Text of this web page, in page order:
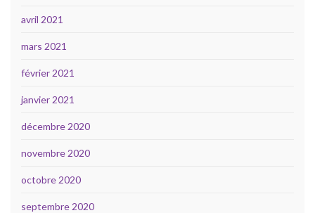
avril 2021
mars 2021
février 2021
janvier 2021
décembre 2020
novembre 2020
octobre 2020
septembre 2020